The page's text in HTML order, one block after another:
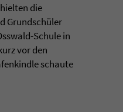
die
Grundschüler
Schule in
vor den
schaute